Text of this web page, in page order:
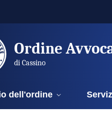
Ordine
di Cassino
dell'ordine